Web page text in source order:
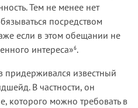
Тем не менее нет
посредством
если в этом обещании не
интереса»6.
известный
В частности, он
которого можно требовать в